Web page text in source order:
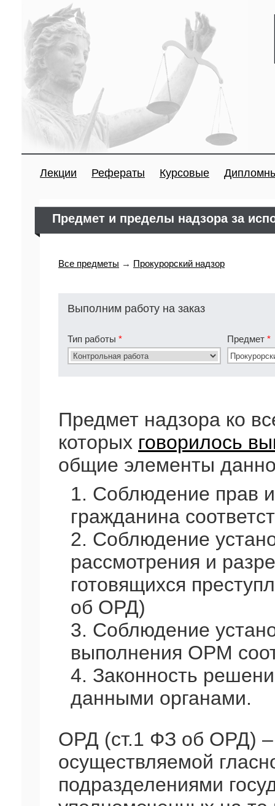
Лекции Рефераты Курсовые
Предмет и пределы надзора за
Все предметы → Прокурорский надзор
Выполним работу на заказ
Тип работы * Предмет *
Предмет надзора ко
которых говорилось
общие элементы
1. Соблюдение прав
гражданина
2. Соблюдение
рассмотрения и
готовящихся
об ОРД)
3. Соблюдение
выполнения ОРМ
4. Законность
данными органами.
ОРД (ст.1 ФЗ об ОРД) –
осуществляемой
подразделениями